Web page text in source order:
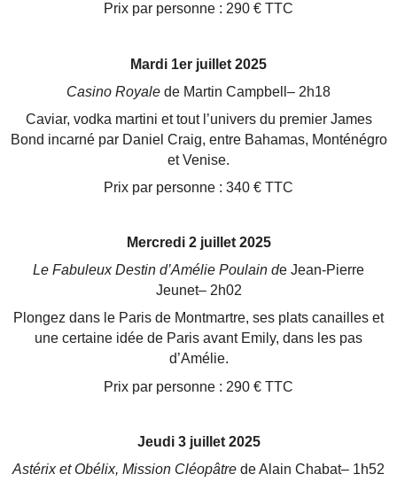
Prix par personne : 290 € TTC
Mardi 1er juillet 2025
Casino Royale de Martin Campbell– 2h18
Caviar, vodka martini et tout l’univers du premier James
Bond incarné par Daniel Craig, entre Bahamas, Monténégro
et Venise.
Prix par personne : 340 € TTC
Mercredi 2 juillet 2025
Le Fabuleux Destin d’Amélie Poulain de Jean-Pierre
Jeunet– 2h02
Plongez dans le Paris de Montmartre, ses plats canailles et
une certaine idée de Paris avant Emily, dans les pas
d’Amélie.
Prix par personne : 290 € TTC
Jeudi 3 juillet 2025
Astérix et Obélix, Mission Cléopâtre de Alain Chabat– 1h52